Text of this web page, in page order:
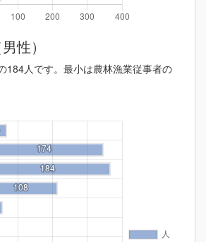
性）
184人です。最小は農林漁業従事者の